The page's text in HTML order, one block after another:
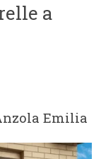
a
Emilia